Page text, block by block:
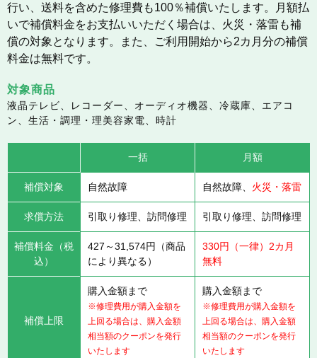
行い、送料を含めた修理費も100％補償いたします。月額払
いで補償料金をお支払いいただく場合は、火災・落雷も補
償の対象となります。また、ご利用開始から2カ月分の補償
料金は無料です。
対象商品
液晶テレビ、レコーダー、オーディオ機器、冷蔵庫、エアコ
ン、生活・調理・理美容家電、時計
一括 月額
補償対象 自然故障 自然故障、 火災・落雷
求償方法 引取り修理、訪問修理 引取り修理、訪問修理
補償料金（税
込）
427～31,574円（商品
により異なる）
330円（一律）2カ月
無料
補償上限
購入金額まで
※修理費用が購入金額を
上回る場合は、購入金額
相当額のクーポンを発行
いたします
購入金額まで
※修理費用が購入金額を
上回る場合は、購入金額
相当額のクーポンを発行
いたします